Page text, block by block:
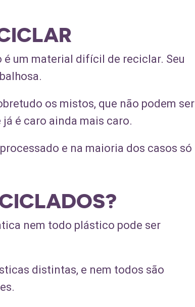
um material difícil de reciclar. Seu
os mistos, que não podem ser
é caro ainda mais caro.
e na maioria dos casos só
nem todo plástico pode ser
distintas, e nem todos são